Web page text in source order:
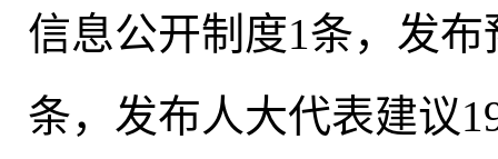
信息公开制度1条，发
条，发布人大代表建议